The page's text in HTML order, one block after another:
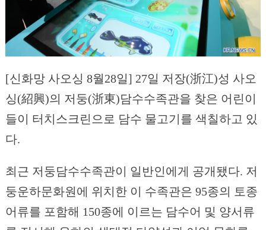
[신화망 사오싱 8월28일] 27일 저장(浙江)성 사오
싱(紹興)의 저둥(浙東)담수수족관을 찾은 어린이
들이 터치스크린으로 담수 물고기를 색칠하고 있
다.
최근 저둥담수수족관이 일반인에게 공개됐다. 저
둥운하문화원에 위치한 이 수족관은 95종의 토종
어류를 포함해 150종에 이르는 담수어 및 양서류